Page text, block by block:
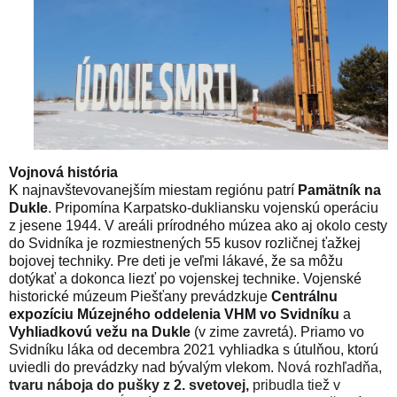
Vojnová história
K najnavštevovanejším miestam regiónu patrí Pamätník na
Dukle. Pripomína Karpatsko-dukliansku vojenskú operáciu
z jesene 1944. V areáli prírodného múzea ako aj okolo cesty
do Svidníka je rozmiestnených 55 kusov rozličnej ťažkej
bojovej techniky. Pre deti je veľmi lákavé, že sa môžu
dotýkať a dokonca liezť po vojenskej technike. Vojenské
historické múzeum Piešťany prevádzkuje Centrálnu
expozíciu Múzejného oddelenia VHM vo Svidníku a
Vyhliadkovú vežu na Dukle (v zime zavretá). Priamo vo
Svidníku láka od decembra 2021 vyhliadka s útulňou, ktorú
uviedli do prevádzky nad bývalým vlekom. Nová rozhľadňa,
tvaru náboja do pušky z 2. svetovej, pribudla tiež v